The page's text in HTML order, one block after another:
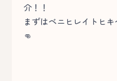
介！！
まずはベニヒレイトヒ
👊